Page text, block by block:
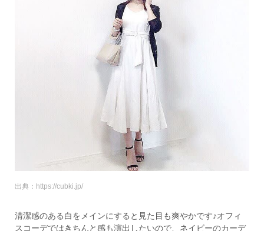
出典：https://cubki.jp/
清潔感のある白をメインにすると見た目も爽やかです♪オフィ
スコーデではきちんと感も演出したいので、ネイビーのカーデ